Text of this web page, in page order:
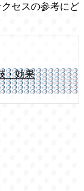
セスの参考にど
・効果